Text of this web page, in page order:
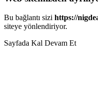
Bu bağlantı sizi https://
siteye yönlendiriyor.
Sayfada Kal Devam Et